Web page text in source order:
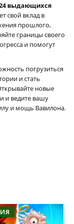
выдающихся
свой вклад в
прошлого,
границы своего
и помогут
погрузиться
и стать
новые
и ведите вашу
и мощь Вавилона.